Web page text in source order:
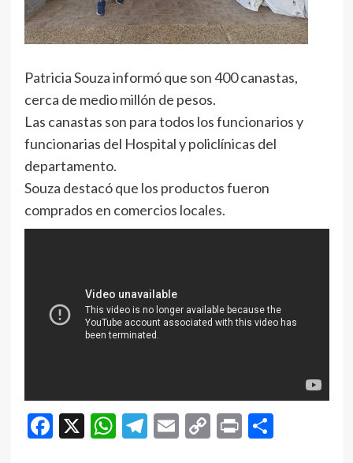
Patricia Souza informó que son 400 canastas,
cerca de medio millón de pesos.
Las canastas son para todos los funcionarios y
funcionarias del Hospital y policlínicas del
departamento.
Souza destacó que los productos fueron
comprados en comercios locales.
Facebook
X WhatsApp
Telegram
EmailCopy
Print